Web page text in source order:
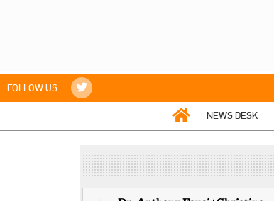
FOLLOW US
NEWS DESK